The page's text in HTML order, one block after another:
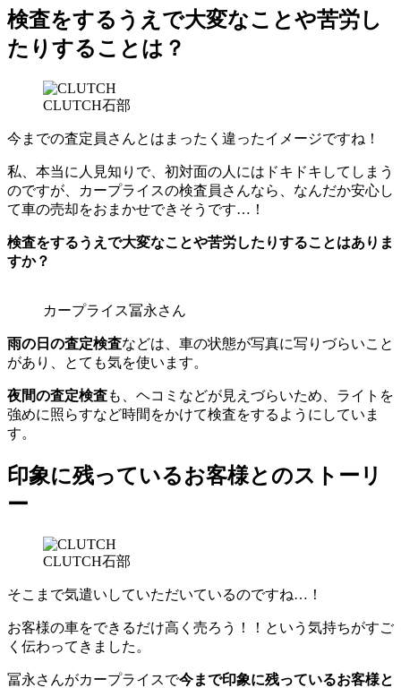
検査をするうえで大変なことや苦労し
たりすることは？
CLUTCH石部
今までの査定員さんとはまったく違ったイメージですね！
私、本当に人見知りで、初対面の人にはドキドキしてしまう
のですが、カープライスの検査員さんなら、なんだか安心し
て車の売却をおまかせできそうです…！
検査をするうえで大変なことや苦労したりすることはありま
すか？
カープライス冨永さん
雨の日の査定検査などは、車の状態が写真に写りづらいこと
があり、とても気を使います。
夜間の査定検査も、ヘコミなどが見えづらいため、ライトを
強めに照らすなど時間をかけて検査をするようにしていま
す。
印象に残っているお客様とのストーリ
ー
CLUTCH石部
そこまで気遣いしていただいているのですね…！
お客様の車をできるだけ高く売ろう！！という気持ちがすご
く伝わってきました。
冨永さんがカープライスで今まで印象に残っているお客様と